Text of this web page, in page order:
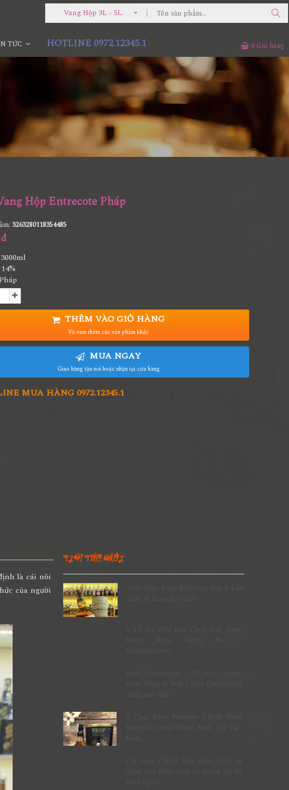
Vang Hộp 3L - 5L
TỨC HOTLINE 0972.12345.1 0 Giỏ hàng
Hộp Entrecote Pháp
3263280118354485
THÊM VÀO GIỎ HÀNG
Và xem thêm các sản phẩm khác
MUA NGAY
Giao hàng tận nơi hoặc nhận tại cửa hàng
MUA HÀNG 0972.12345.1
là cái nôi
của người
TIN TỨC MỚI